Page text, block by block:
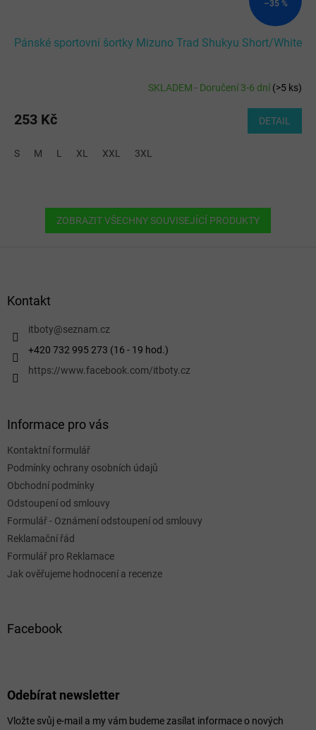
–35 %
Pánské sportovní šortky Mizuno Trad Shukyu Short/White
SKLADEM - Doručení 3-6 dní(>5 ks)
253 Kč DETAIL
S M L XL XXL 3XL
ZOBRAZIT VŠECHNY SOUVISEJÍCÍ PRODUKTY
Kontakt
itboty@seznam.cz
+420 732 995 273 (16 - 19 hod.)
https://www.facebook.com/itboty.cz
Informace pro vás
Kontaktní formulář
Podmínky ochrany osobních údajů
Obchodní podmínky
Odstoupení od smlouvy
Formulář - Oznámení odstoupení od smlouvy
Reklamační řád
Formulář pro Reklamace
Jak ověřujeme hodnocení a recenze
Facebook
Odebírat newsletter
Vložte svůj e-mail a my vám budeme zasílat informace o nových